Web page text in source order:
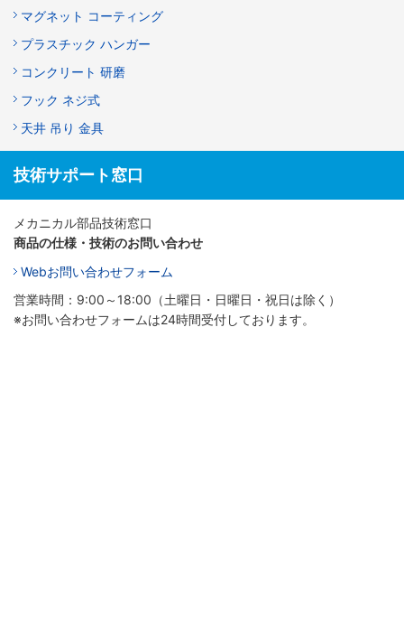
マグネット コーティング
プラスチック ハンガー
コンクリート 研磨
フック ネジ式
天井 吊り 金具
技術サポート窓口
メカニカル部品技術窓口
商品の仕様・技術のお問い合わせ
Webお問い合わせフォーム
営業時間：9:00～18:00（土曜日・日曜日・祝日は除く）
※お問い合わせフォームは24時間受付しております。